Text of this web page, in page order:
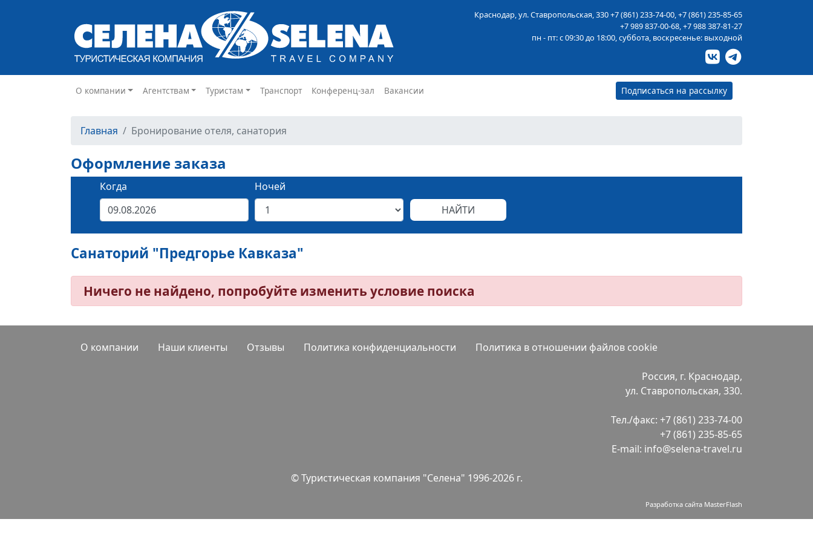
Краснодар, ул. Ставропольская, 330+7 (861) 233-74-00,+7 (861) 235-85-65
+7 989 837-00-68,+7 988 387-81-27
пн - пт: с 09:30 до 18:00, суббота, воскресенье: выходной
О компании Агентствам Туристам Транспорт Конференц-зал Вакансии Подписаться на рассылку
Главная Бронирование отеля, санатория
Оформление заказа
Когда Ночей
Санаторий "Предгорье Кавказа"
Ничего не найдено, попробуйте изменить условие поиска
О компании Наши клиенты Отзывы Политика конфиденциальности Политика в отношении файлов cookie
Россия, г. Краснодар,
ул. Ставропольская, 330.
Тел./факс: +7 (861) 233-74-00
+7 (861) 235-85-65
E-mail: info@selena-travel.ru
© Туристическая компания "Селена" 1996-2026 г.
Разработка сайта MasterFlash